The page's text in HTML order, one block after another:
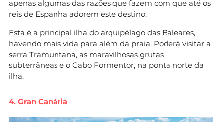
apenas algumas das razões que fazem com que até os
reis de Espanha adorem este destino.
Esta é a principal ilha do arquipélago das Baleares,
havendo mais vida para além da praia. Poderá visitar a
serra Tramuntana, as maravilhosas grutas
subterrâneas e o Cabo Formentor, na ponta norte da
ilha.
4. Gran Canária